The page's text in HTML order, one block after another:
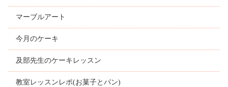
マーブルアート
今月のケーキ
及部先生のケーキレッスン
教室レッスンレポ(お菓子とパン)